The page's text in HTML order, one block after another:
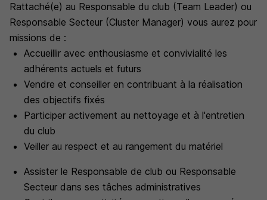
Rattaché(e) au Responsable du club (Team Leader) ou
Responsable Secteur (Cluster Manager) vous aurez pour
missions de :
Accueillir avec enthousiasme et convivialité les
adhérents actuels et futurs
Vendre et conseiller en contribuant à la réalisation
des objectifs fixés
Participer activement au nettoyage et à l'entretien
du club
Veiller au respect et au rangement du matériel
Assister le Responsable de club ou Responsable
Secteur dans ses tâches administratives